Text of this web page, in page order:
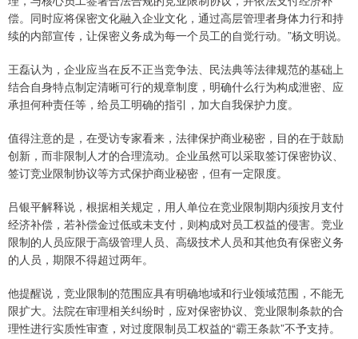
偿。同时应将保密文化融入企业文化，通过高层管理者身体力行和持
续的内部宣传，让保密义务成为每一个员工的自觉行动。”杨文明说。
王磊认为，企业应当在反不正当竞争法、民法典等法律规范的基础上
结合自身特点制定清晰可行的规章制度，明确什么行为构成泄密、应
承担何种责任等，给员工明确的指引，加大自我保护力度。
值得注意的是，在受访专家看来，法律保护商业秘密，目的在于鼓励
创新，而非限制人才的合理流动。企业虽然可以采取签订保密协议、
签订竞业限制协议等方式保护商业秘密，但有一定限度。
吕银平解释说，根据相关规定，用人单位在竞业限制期内须按月支付
经济补偿，若补偿金过低或未支付，则构成对员工权益的侵害。竞业
限制的人员应限于高级管理人员、高级技术人员和其他负有保密义务
的人员，期限不得超过两年。
他提醒说，竞业限制的范围应具有明确地域和行业领域范围，不能无
限扩大。法院在审理相关纠纷时，应对保密协议、竞业限制条款的合
理性进行实质性审查，对过度限制员工权益的“霸王条款”不予支持。